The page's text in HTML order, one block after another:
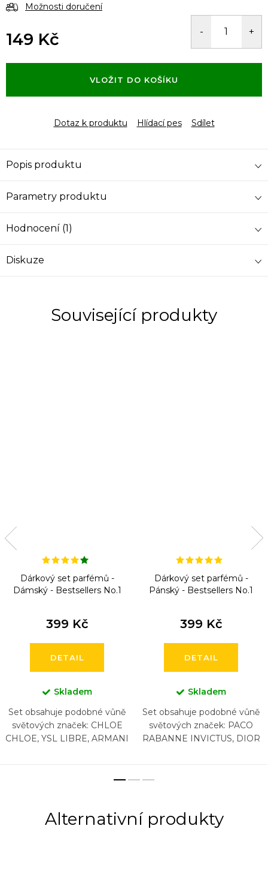
Možnosti doručení
149 Kč
cena:
VLOŽIT DO KOŠÍKU
Dotaz k produktu Hlídací pes Sdílet
Popis produktu
Parametry produktu
Hodnocení (1)
Diskuze
Související produkty
Dárkový set parfémů -
Dámský - Bestsellers No.1
399 Kč
DETAIL
Skladem
Set obsahuje podobné vůně
světových značek: CHLOE
CHLOE, YSL LIBRE, ARMANI
Dárkový set parfémů -
Pánský - Bestsellers No.1
399 Kč
DETAIL
Skladem
Set obsahuje podobné vůně
světových značek: PACO
RABANNE INVICTUS, DIOR
ACQUA DI GIO , CHANEL